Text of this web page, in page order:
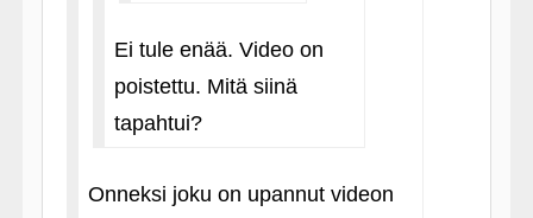
Ei tule enää. Video on
poistettu. Mitä siinä
tapahtui?
Onneksi joku on upannut videon